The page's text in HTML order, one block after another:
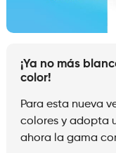
¡Ya no más
color!
Para esta nueva
colores y adopta
ahora la gama